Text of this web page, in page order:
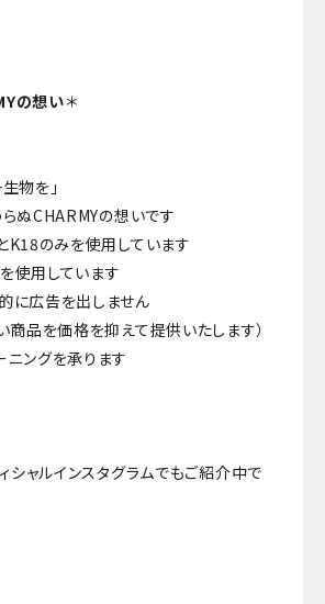
の想い＊
物を」
ぬCHARMYの想いです
K18のみを使用しています
使用しています
に広告を出しません
商品を価格を抑えて提供いたします）
ングを承ります
シャルインスタグラムでもご紹介中で